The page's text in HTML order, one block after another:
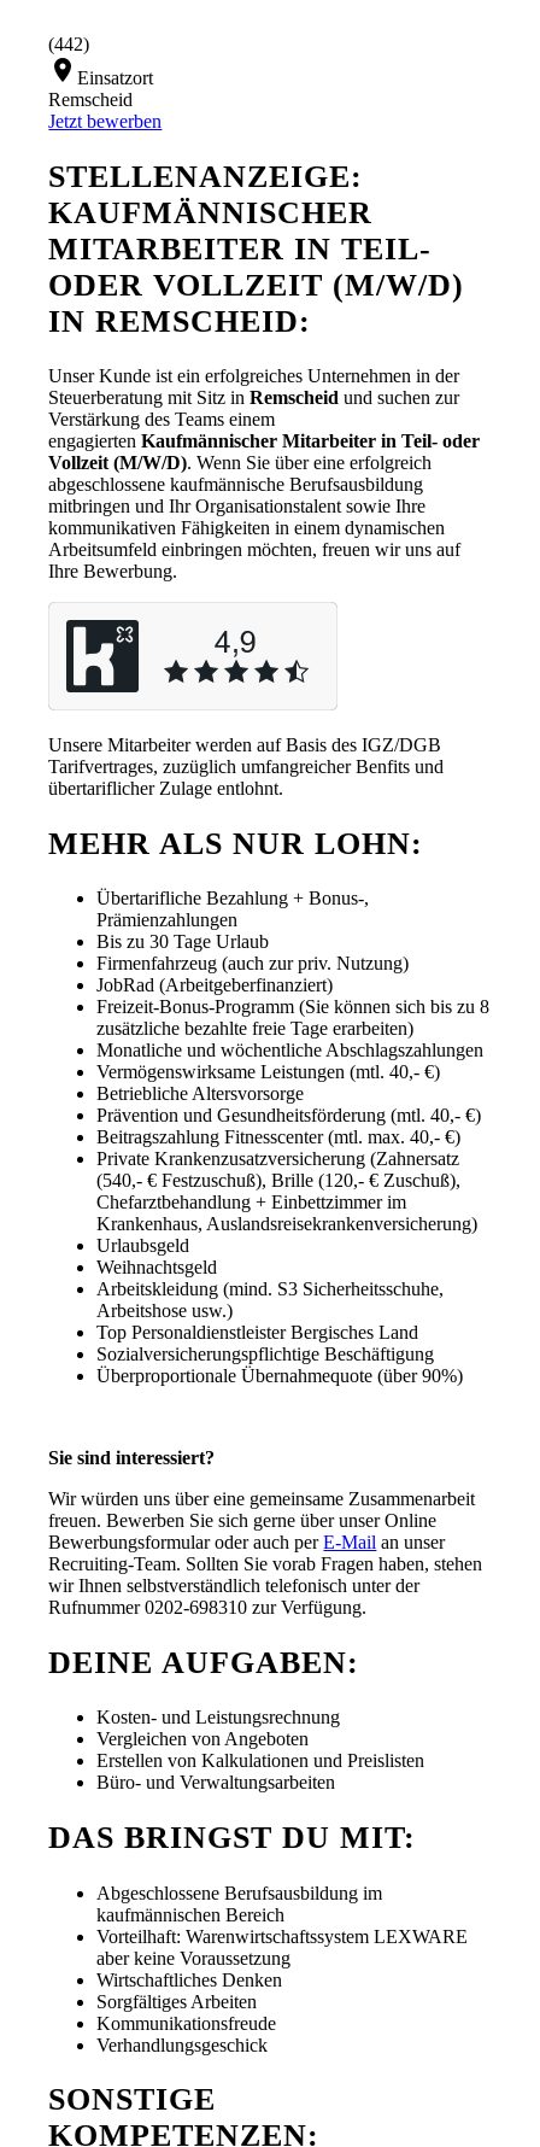
(442)
location_onEinsatzort
Remscheid
Jetzt bewerben
STELLENANZEIGE:
KAUFMÄNNISCHER
MITARBEITER IN TEIL-
ODER VOLLZEIT (M/W/D)
IN REMSCHEID:
Unser Kunde ist ein erfolgreiches Unternehmen in der
Steuerberatung mit Sitz inRemscheidund suchen zur
Verstärkung des Teams einem
engagiertenKaufmännischer Mitarbeiter in Teil- oder
Vollzeit (M/W/D). Wenn Sie über eine erfolgreich
abgeschlossene kaufmännische Berufsausbildung
mitbringen und Ihr Organisationstalent sowie Ihre
kommunikativen Fähigkeiten in einem dynamischen
Arbeitsumfeld einbringen möchten, freuen wir uns auf
Ihre Bewerbung.
Unsere Mitarbeiter werden auf Basis des IGZ/DGB
Tarifvertrages, zuzüglich umfangreicher Benfits und
übertariflicher Zulage entlohnt.
MEHR ALS NUR LOHN:
Übertarifliche Bezahlung + Bonus-,
Prämienzahlungen
Bis zu 30 Tage Urlaub
Firmenfahrzeug (auch zur priv. Nutzung)
JobRad (Arbeitgeberfinanziert)
Freizeit-Bonus-Programm (Sie können sich bis zu 8
zusätzliche bezahlte freie Tage erarbeiten)
Monatliche und wöchentliche Abschlagszahlungen
Vermögenswirksame Leistungen (mtl. 40,- €)
Betriebliche Altersvorsorge
Prävention und Gesundheitsförderung (mtl. 40,- €)
Beitragszahlung Fitnesscenter (mtl. max. 40,- €)
Private Krankenzusatzversicherung (Zahnersatz
(540,- € Festzuschuß), Brille (120,- € Zuschuß),
Chefarztbehandlung + Einbettzimmer im
Krankenhaus, Auslandsreisekrankenversicherung)
Urlaubsgeld
Weihnachtsgeld
Arbeitskleidung (mind. S3 Sicherheitsschuhe,
Arbeitshose usw.)
Top Personaldienstleister Bergisches Land
Sozialversicherungspflichtige Beschäftigung
Überproportionale Übernahmequote (über 90%)
Sie sind interessiert?
Wir würden uns über eine gemeinsame Zusammenarbeit
freuen. Bewerben Sie sich gerne über unser Online
Bewerbungsformular oder auch perE-Mail an unser
Recruiting-Team. Sollten Sie vorab Fragen haben, stehen
wir Ihnen selbstverständlich telefonisch unter der
Rufnummer 0202-698310 zur Verfügung.
DEINE AUFGABEN:
Kosten- und Leistungsrechnung
Vergleichen von Angeboten
Erstellen von Kalkulationen und Preislisten
Büro- und Verwaltungsarbeiten
DAS BRINGST DU MIT:
Abgeschlossene Berufsausbildung im
kaufmännischen Bereich
Vorteilhaft: Warenwirtschaftssystem LEXWARE
aber keine Voraussetzung
Wirtschaftliches Denken
Sorgfältiges Arbeiten
Kommunikationsfreude
Verhandlungsgeschick
SONSTIGE
KOMPETENZEN: